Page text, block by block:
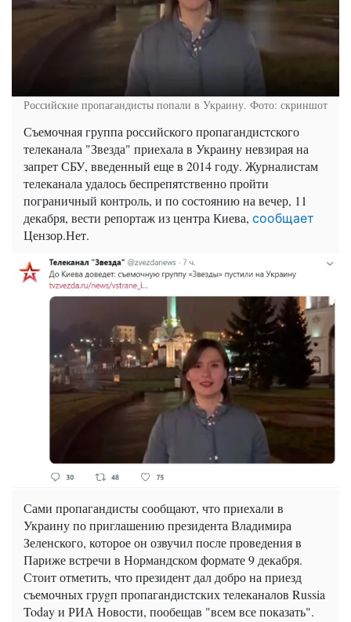
Российские пропагандисты попали в Украину. Фото: скриншот
Съемочная группа российского пропагандистского
телеканала "Звезда" приехала в Украину невзирая на
запрет СБУ, введенный еще в 2014 году. Журналистам
телеканала удалось беспрепятственно пройти
пограничный контроль, и по состоянию на вечер, 11
декабря, вести репортаж из центра Киева, сообщает
Цензор.Нет.
Сами пропагандисты сообщают, что приехали в
Украину по приглашению президента Владимира
Зеленского, которое он озвучил после проведения в
Париже встречи в Нормандском формате 9 декабря.
Стоит отметить, что президент дал добро на приезд
съемочных груgп пропагандистских телеканалов Russia
Today и РИА Новости, пообещав "всем все показать".